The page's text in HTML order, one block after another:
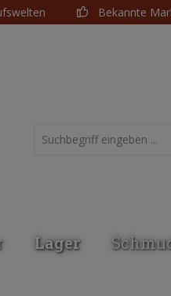
Bekannte
Lager